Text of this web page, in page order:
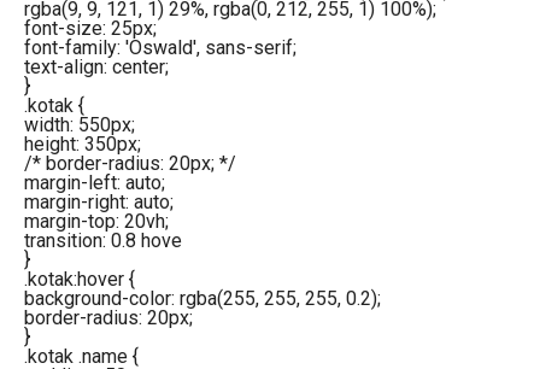
rgba(9, 9, 121, 1) 29%, rgba(0, 212, 255, 1) 100%);
font-size: 25px;
font-family: 'Oswald', sans-serif;
text-align: center;
}
.kotak {
width: 550px;
height: 350px;
/* border-radius: 20px; */
margin-left: auto;
margin-right: auto;
margin-top: 20vh;
transition: 0.8 hove
}
.kotak:hover {
background-color: rgba(255, 255, 255, 0.2);
border-radius: 20px;
}
.kotak .name {